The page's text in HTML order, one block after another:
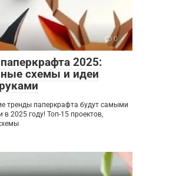
0
2025:
схемы и идеи
тренды паперкрафта будут самыми
2025 году! Топ-15 проектов,